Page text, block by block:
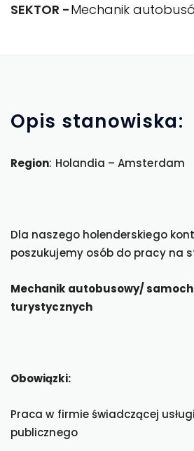
SEKTOR -Mechanik
Opis stanowiska:
Region: Holandia – Amsterdam
Dla naszego holenderskiego
poszukujemy osób do pracy na
Mechanik autobusowy/
turystycznych
Obowiązki:
Praca w firmie świadczącej
publicznego